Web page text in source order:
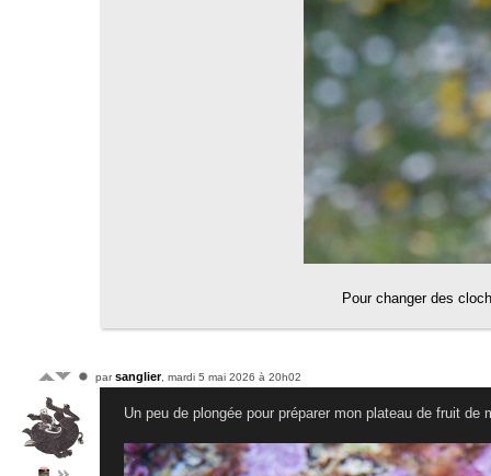
Pour changer des
parsanglier, mardi 5 mai 2026 à 20h02
Un peu de plongée pour préparer mon plateau de fruit de